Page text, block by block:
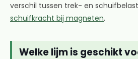
verschil tussen trek- en
schuifkracht bij magneten.
Welke lijm is geschikt